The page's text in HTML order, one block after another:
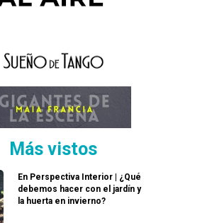
Más vistos
En Perspectiva Interior | ¿Qué
debemos hacer con el jardín y
la huerta en invierno?